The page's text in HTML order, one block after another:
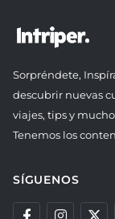
Sorpréndete,
descubrir nuevas
viajes, tips y
Tenemos los
SÍGUENOS